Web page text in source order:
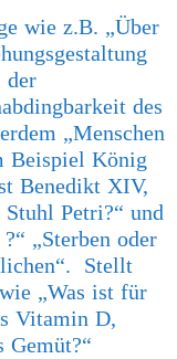
wie z.B. „Über
der
des
„Menschen
Beispiel König
Benedikt XIV,
Petri?“ und
„Sterben oder
Stellt
„Was ist für
Vitamin D,
Gemüt?“